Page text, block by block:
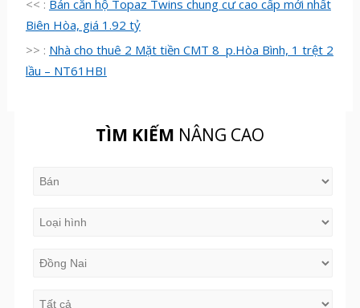
<< : Bán căn hộ Topaz Twins chung cư cao cấp mới nhất
Biên Hòa, giá 1.92 tỷ
>> : Nhà cho thuê 2 Mặt tiền CMT 8 p.Hòa Bình, 1 trệt 2
lầu – NT61HBI
TÌM KIẾM NÂNG CAO